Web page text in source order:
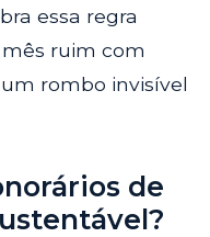
essa regra
ruim com
rombo invisível
de